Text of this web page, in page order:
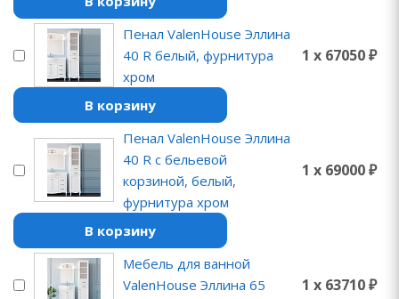
Пенал ValenHouse Эллина
40 R белый, фурнитура
хром
1 x 67050 ₽
В корзину
Пенал ValenHouse Эллина
40 R с бельевой
корзиной, белый,
фурнитура хром
1 x 69000 ₽
В корзину
Мебель для ванной
ValenHouse Эллина 65
1 x 63710 ₽